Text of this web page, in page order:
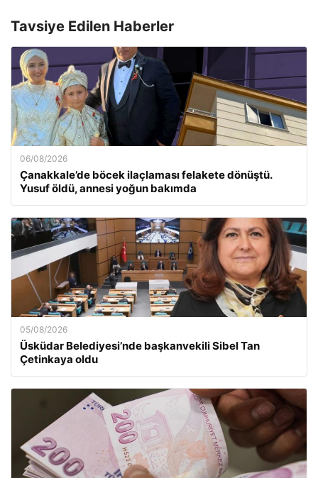
Tavsiye Edilen Haberler
06/08/2026
Çanakkale’de böcek ilaçlaması felakete dönüştü.
Yusuf öldü, annesi yoğun bakımda
05/08/2026
Üsküdar Belediyesi’nde başkanvekili Sibel Tan
Çetinkaya oldu